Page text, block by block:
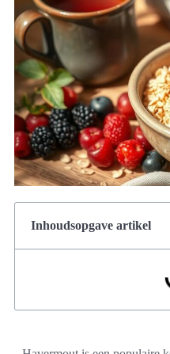
Inhoudsopgave artikel